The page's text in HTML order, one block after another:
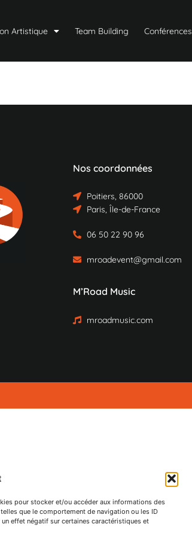
pour stocker et/ou accéder aux informations des
que le comportement de navigation ou les ID
effet négatif sur certaines caractéristiques et
Artistique Team Building Conférences
Nos coordonnées
Poitiers, 86000
Paris, Île-de-France
06 50 22 90 96
mroadevent@gmail.com
M’Road Music
mroadmusic.com